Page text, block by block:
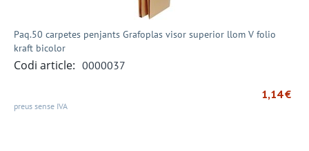
Paq.50 carpetes penjants Grafoplas visor superior llom V folio
kraft bicolor
Codi article: 0000037
1,14€
preus sense IVA